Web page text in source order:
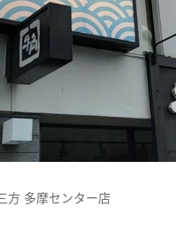
方 多摩センター店